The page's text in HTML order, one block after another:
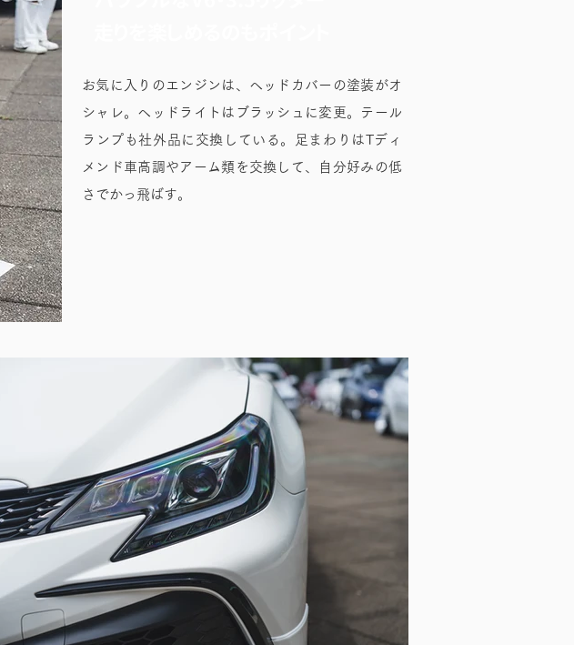
お気に入りのエンジンは、ヘッドカバーの塗装がオ
シャレ。ヘッドライトはブラッシュに変更。テール
ランプも社外品に交換している。足まわりはTディ
メンド車高調やアーム類を交換して、自分好みの低
さでかっ飛ばす。